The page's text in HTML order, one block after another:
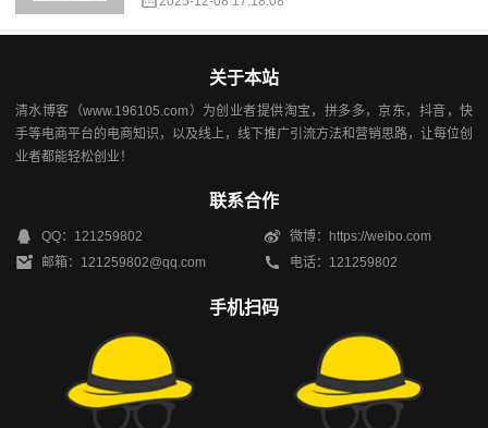
关于本站
清水博客（www.196105.com）为创业者提供淘宝，拼多多，京东，抖音，快
手等电商平台的电商知识，以及线上，线下推广引流方法和营销思路，让每位创
业者都能轻松创业！
联系合作
QQ：121259802
微博：https://weibo.com
邮箱：121259802@qq.com
电话：121259802
手机扫码